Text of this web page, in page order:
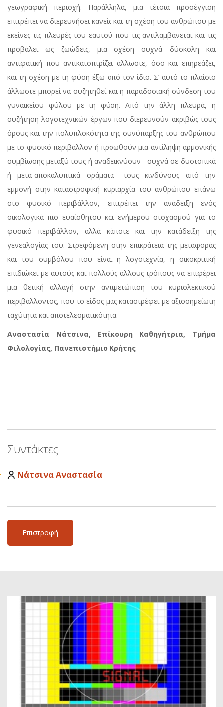
γεωγραφική περιοχή. Παράλληλα, μια τέτοια προσέγγιση
επιτρέπει να διερευνήσει κανείς και τη σχέση του ανθρώπου με
εκείνες τις πλευρές του εαυτού που τις αντιλαμβάνεται και τις
προβάλει ως ζωώδεις, μια σχέση συχνά δύσκολη και
αντιφατική που αντικατοπτρίζει άλλωστε, όσο και επηρεάζει,
και τη σχέση με τη φύση έξω από τον ίδιο. Σ’ αυτό το πλαίσιο
άλλωστε μπορεί να συζητηθεί και η παραδοσιακή σύνδεση του
γυναικείου φύλου με τη φύση. Από την άλλη πλευρά, η
συζήτηση λογοτεχνικών έργων που διερευνούν ακριβώς τους
όρους και την πολυπλοκότητα της συνύπαρξης του ανθρώπου
με το φυσικό περιβάλλον ή προωθούν μια αντίληψη αρμονικής
συμβίωσης μεταξύ τους ή αναδεικνύουν –συχνά σε δυστοπικά
ή μετα-αποκαλυπτικά οράματα– τους κινδύνους από την
εμμονή στην καταστροφική κυριαρχία του ανθρώπου επάνω
στο φυσικό περιβάλλον, επιτρέπει την ανάδειξη ενός
οικολογικά πιο ευαίσθητου και ενήμερου στοχασμού για το
φυσικό περιβάλλον, αλλά κάποτε και την κατάδειξη της
γενεαλογίας του. Στρεφόμενη στην επικράτεια της μεταφοράς
και του συμβόλου που είναι η λογοτεχνία, η οικοκριτική
επιδιώκει με αυτούς και πολλούς άλλους τρόπους να επιφέρει
μια θετική αλλαγή στην αντιμετώπιση του κυριολεκτικού
περιβάλλοντος, που το είδος μας καταστρέφει με αξιοσημείωτη
ταχύτητα και αποτελεσματικότητα.
Αναστασία Νάτσινα, Επίκουρη Καθηγήτρια, Τμήμα
Φιλολογίας, Πανεπιστήμιο Κρήτης
Συντάκτες
Νάτσινα Αναστασία
Επιστροφή